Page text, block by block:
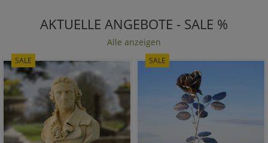
AKTUELLE ANGEBOTE - SALE %
Alle anzeigen
SALE SALE